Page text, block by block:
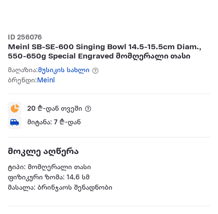
ID 256076
Meinl SB-SE-600 Singing Bowl 14.5-15.5cm Diam.,
550-650g Special Engraved მომღერალი თასი
მაღაზია:მუსიკის სახლი
ბრენდი:Meinl
20 ₾-დან თვეში
მიტანა: 7 ₾-დან
მოკლე აღწერა
ტიპი: მომღერალი თასი
ფიზიკური ზომა: 14.6 სმ
მასალა: ბრინჯაოს შენადნობი